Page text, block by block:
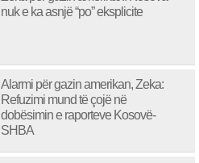
nuk e ka asnjë “po” eksplicite
Alarmi për gazin amerikan, Zeka:
Refuzimi mund të çojë në
dobësimin e raporteve Kosovë-
SHBA